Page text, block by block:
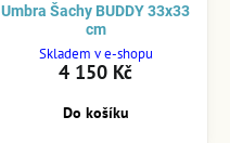
Umbra Šachy BUDDY 33x33
cm
Skladem v e-shopu
4 150 Kč
Do košíku